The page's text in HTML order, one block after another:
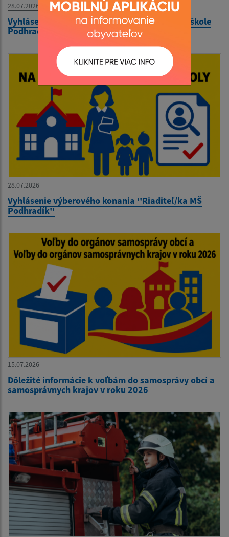
28.07.2026
Vyhlásenie volieb do rady školy pri Materskej škole
Podhradík
28.07.2026
Vyhlásenie výberového konania ''Riaditeľ/ka MŠ
Podhradík''
15.07.2026
Dôležité informácie k voľbám do samosprávy obcí a
samosprávnych krajov v roku 2026